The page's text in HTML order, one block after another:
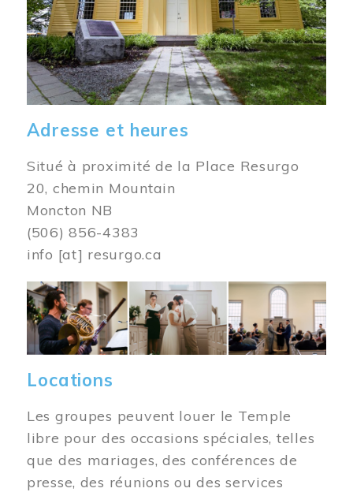
Adresse et heures
Situé à proximité de la Place Resurgo
20, chemin Mountain
Moncton NB
(506) 856-4383
info [at] resurgo.ca
Image
Locations
Les groupes peuvent louer le Temple
libre pour des occasions spéciales, telles
que des mariages, des conférences de
presse, des réunions ou des services